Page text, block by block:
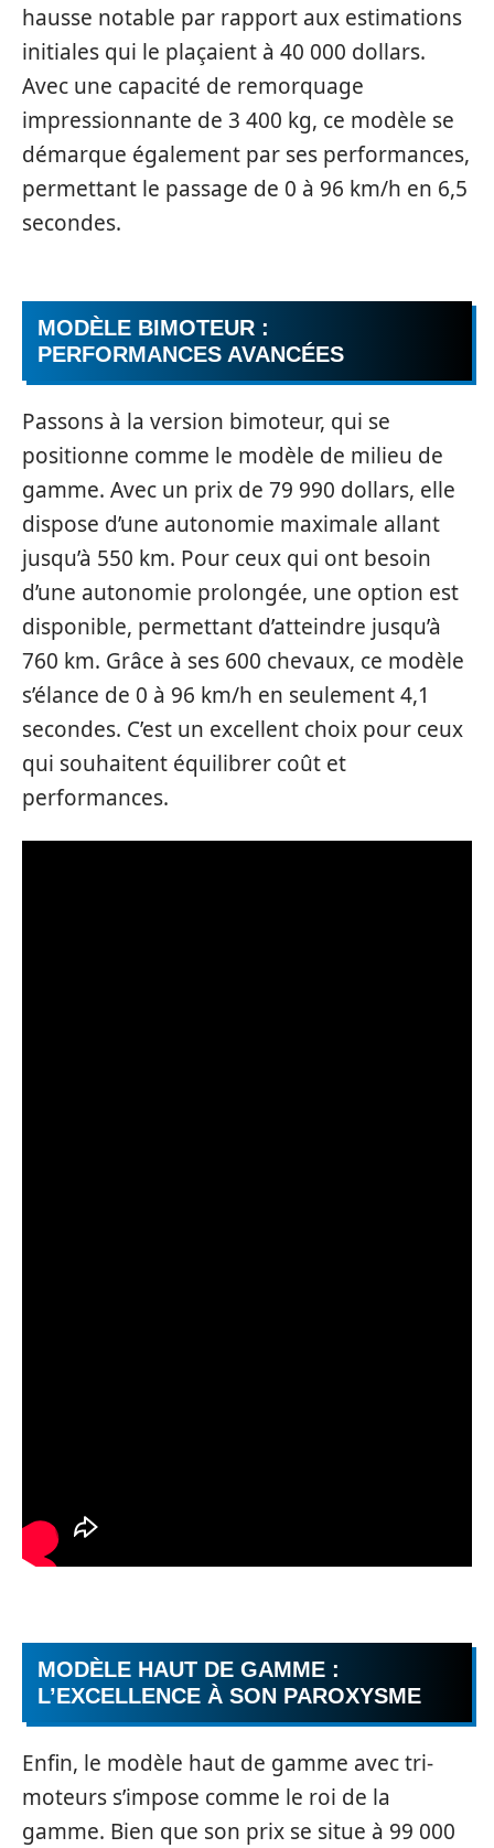
hausse notable par rapport aux estimations
initiales qui le plaçaient à 40 000 dollars.
Avec une capacité de remorquage
impressionnante de 3 400 kg, ce modèle se
démarque également par ses performances,
permettant le passage de 0 à 96 km/h en 6,5
secondes.
MODÈLE BIMOTEUR :
PERFORMANCES AVANCÉES
Passons à la version bimoteur, qui se
positionne comme le modèle de milieu de
gamme. Avec un prix de 79 990 dollars, elle
dispose d’une autonomie maximale allant
jusqu’à 550 km. Pour ceux qui ont besoin
d’une autonomie prolongée, une option est
disponible, permettant d’atteindre jusqu’à
760 km. Grâce à ses 600 chevaux, ce modèle
s’élance de 0 à 96 km/h en seulement 4,1
secondes. C’est un excellent choix pour ceux
qui souhaitent équilibrer coût et
performances.
MODÈLE HAUT DE GAMME :
L’EXCELLENCE À SON PAROXYSME
Enfin, le modèle haut de gamme avec tri-
moteurs s’impose comme le roi de la
gamme. Bien que son prix se situe à 99 000